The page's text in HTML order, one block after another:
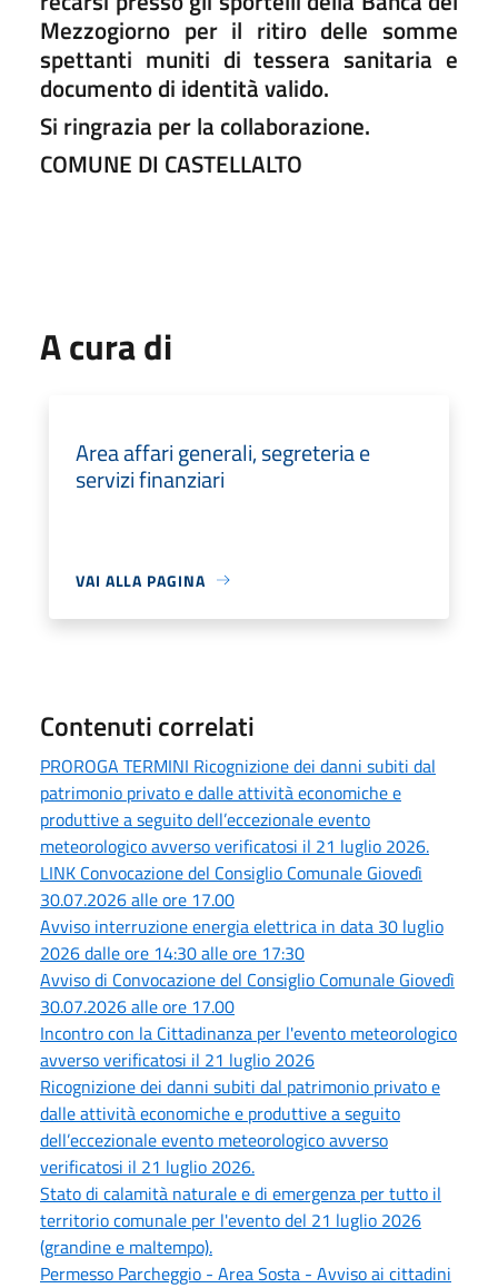
Mezzogiorno per il ritiro delle somme
spettanti muniti di tessera sanitaria e
documento di identità valido.
Si ringrazia per la collaborazione.
COMUNE DI CASTELLALTO
A cura di
Area affari generali, segreteria e
servizi finanziari
VAI ALLA PAGINA
Contenuti correlati
PROROGA TERMINI Ricognizione dei danni subiti dal
patrimonio privato e dalle attività economiche e
produttive a seguito dell’eccezionale evento
meteorologico avverso verificatosi il 21 luglio 2026.
LINK Convocazione del Consiglio Comunale Giovedì
30.07.2026 alle ore 17.00
Avviso interruzione energia elettrica in data 30 luglio
2026 dalle ore 14:30 alle ore 17:30
Avviso di Convocazione del Consiglio Comunale Giovedì
30.07.2026 alle ore 17.00
Incontro con la Cittadinanza per l'evento meteorologico
avverso verificatosi il 21 luglio 2026
Ricognizione dei danni subiti dal patrimonio privato e
dalle attività economiche e produttive a seguito
dell’eccezionale evento meteorologico avverso
verificatosi il 21 luglio 2026.
Stato di calamità naturale e di emergenza per tutto il
territorio comunale per l'evento del 21 luglio 2026
(grandine e maltempo).
Permesso Parcheggio - Area Sosta - Avviso ai cittadini